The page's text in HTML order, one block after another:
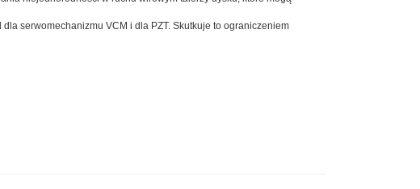
serwomechanizmu VCM i dla PZT. Skutkuje to ograniczeniem